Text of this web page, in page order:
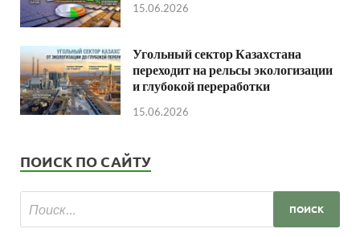
15.06.2026
Угольный сектор Казахстана
переходит на рельсы экологизации
и глубокой переработки
15.06.2026
ПОИСК ПО САЙТУ